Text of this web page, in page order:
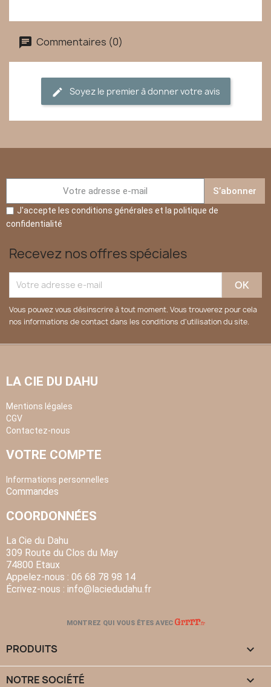
Commentaires (0)
Soyez le premier à donner votre avis
S’abonner
J'accepte les conditions générales et la politique de
confidentialité
Recevez nos offres spéciales
Vous pouvez vous désinscrire à tout moment. Vous trouverez pour cela
nos informations de contact dans les conditions d'utilisation du site.
LA CIE DU DAHU
Mentions légales
CGV
Contactez-nous
VOTRE COMPTE
Informations personnelles
Commandes
COORDONNÉES
La Cie du Dahu
309 Route du Clos du May
74800 Etaux
Appelez-nous : 06 68 78 98 14
Écrivez-nous : info@laciedudahu.fr
MONTREZ QUI VOUS ÊTES AVEC
PRODUITS 
NOTRE SOCIÉTÉ 